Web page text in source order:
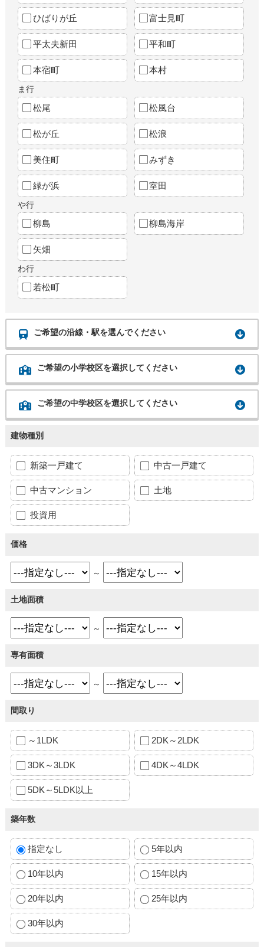
ひばりが丘 富士見町
平太夫新田 平和町
本宿町 本村
ま行
松尾 松風台
松が丘 松浪
美住町 みずき
緑が浜 室田
や行
柳島 柳島海岸
矢畑
わ行
若松町
ご希望の沿線・駅を選んでください
ご希望の小学校区を選択してください
ご希望の中学校区を選択してください
建物種別
新築一戸建て 中古一戸建て
中古マンション 土地
投資用
価格
～
土地面積
～
専有面積
～
間取り
～1LDK 2DK～2LDK
3DK～3LDK 4DK～4LDK
5DK～5LDK以上
築年数
指定なし 5年以内
10年以内 15年以内
20年以内 25年以内
30年以内